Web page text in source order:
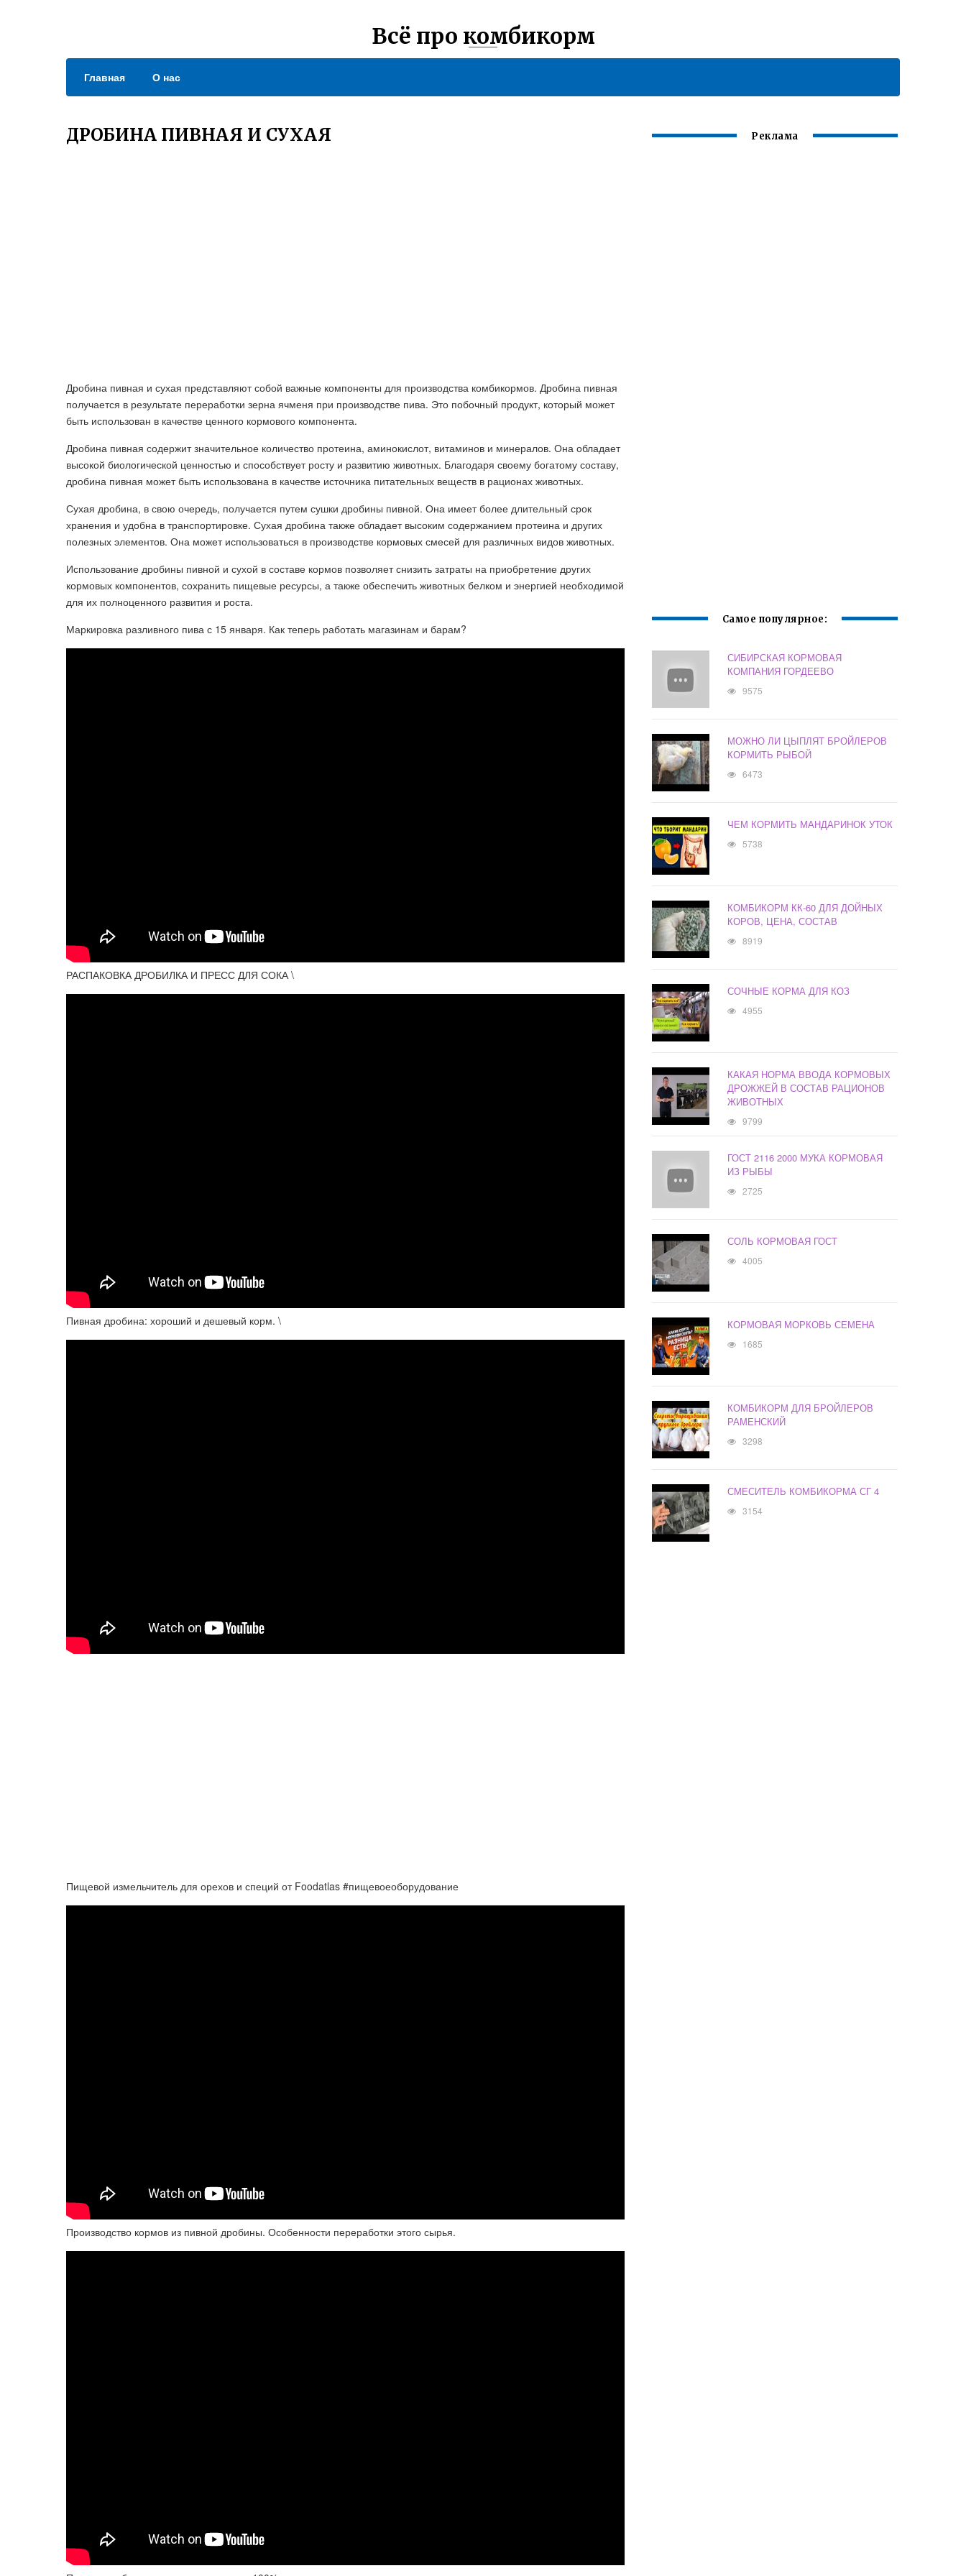
Всё про комбикорм
Главная О нас
ДРОБИНА ПИВНАЯ И СУХАЯ
Дробина пивная и сухая представляют собой важные компоненты для производства комбикормов. Дробина пивная
получается в результате переработки зерна ячменя при производстве пива. Это побочный продукт, который может
быть использован в качестве ценного кормового компонента.
Дробина пивная содержит значительное количество протеина, аминокислот, витаминов и минералов. Она обладает
высокой биологической ценностью и способствует росту и развитию животных. Благодаря своему богатому составу,
дробина пивная может быть использована в качестве источника питательных веществ в рационах животных.
Сухая дробина, в свою очередь, получается путем сушки дробины пивной. Она имеет более длительный срок
хранения и удобна в транспортировке. Сухая дробина также обладает высоким содержанием протеина и других
полезных элементов. Она может использоваться в производстве кормовых смесей для различных видов животных.
Использование дробины пивной и сухой в составе кормов позволяет снизить затраты на приобретение других
кормовых компонентов, сохранить пищевые ресурсы, а также обеспечить животных белком и энергией необходимой
для их полноценного развития и роста.
Маркировка разливного пива с 15 января. Как теперь работать магазинам и барам?
РАСПАКОВКА ДРОБИЛКА И ПРЕСС ДЛЯ СОКА \
Пивная дробина: хороший и дешевый корм. \
Пищевой измельчитель для орехов и специй от Foodatlas #пищевоеоборудование
Производство кормов из пивной дробины. Особенности переработки этого сырья.
Реклама
Самое популярное:
СИБИРСКАЯ КОРМОВАЯ
КОМПАНИЯ ГОРДЕЕВО
9575
МОЖНО ЛИ ЦЫПЛЯТ БРОЙЛЕРОВ
КОРМИТЬ РЫБОЙ
6473
ЧЕМ КОРМИТЬ МАНДАРИНОК УТОК
5738
КОМБИКОРМ КК-60 ДЛЯ ДОЙНЫХ
КОРОВ, ЦЕНА, СОСТАВ
8919
СОЧНЫЕ КОРМА ДЛЯ КОЗ
4955
КАКАЯ НОРМА ВВОДА КОРМОВЫХ
ДРОЖЖЕЙ В СОСТАВ РАЦИОНОВ
ЖИВОТНЫХ
9799
ГОСТ 2116 2000 МУКА КОРМОВАЯ
ИЗ РЫБЫ
2725
СОЛЬ КОРМОВАЯ ГОСТ
4005
КОРМОВАЯ МОРКОВЬ СЕМЕНА
1685
КОМБИКОРМ ДЛЯ БРОЙЛЕРОВ
РАМЕНСКИЙ
3298
СМЕСИТЕЛЬ КОМБИКОРМА СГ 4
3154